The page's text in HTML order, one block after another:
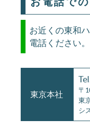
お近くの東和
電話ください。
東京本社
〒
東
シ